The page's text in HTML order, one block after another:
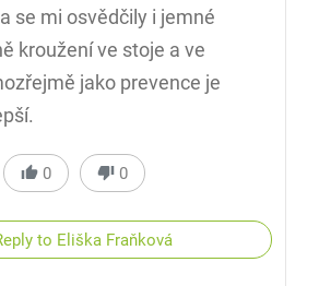
se mi osvědčily i jemné
kroužení ve stoje a ve
jako prevence je
0 0
to Eliška Fraňková